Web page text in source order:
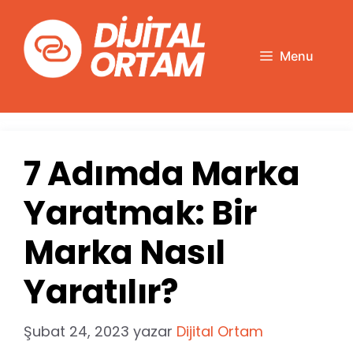
atla
Menu
7 Adımda Marka
Yaratmak: Bir
Marka Nasıl
Yaratılır?
Şubat 24, 2023 yazar Dijital Ortam